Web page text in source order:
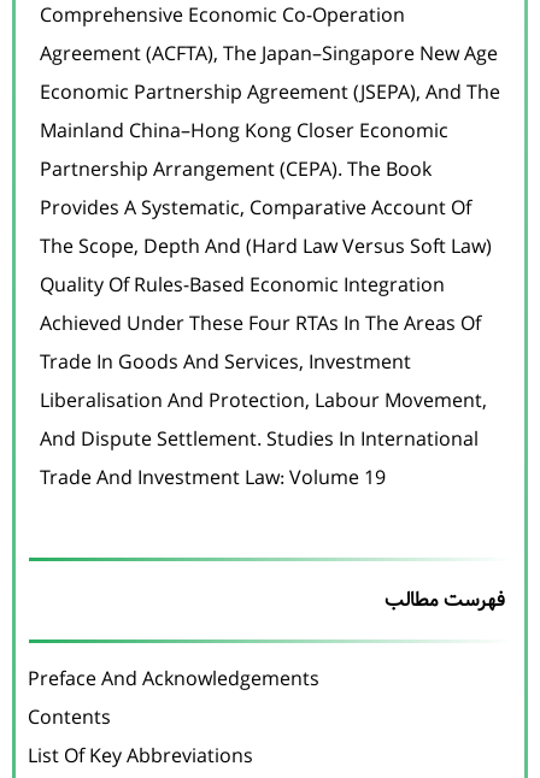
Comprehensive Economic Co-Operation
Agreement (ACFTA), The Japan–Singapore New Age
Economic Partnership Agreement (JSEPA), And The
Mainland China–Hong Kong Closer Economic
Partnership Arrangement (CEPA). The Book
Provides A Systematic, Comparative Account Of
The Scope, Depth And (hard Law Versus Soft Law)
Quality Of Rules-Based Economic Integration
Achieved Under These Four RTAs In The Areas Of
Trade In Goods And Services, Investment
Liberalisation And Protection, Labour Movement,
And Dispute Settlement. Studies In International
Trade And Investment Law: Volume 19
فهرست مطالب
Preface And Acknowledgements
Contents
List Of Key Abbreviations